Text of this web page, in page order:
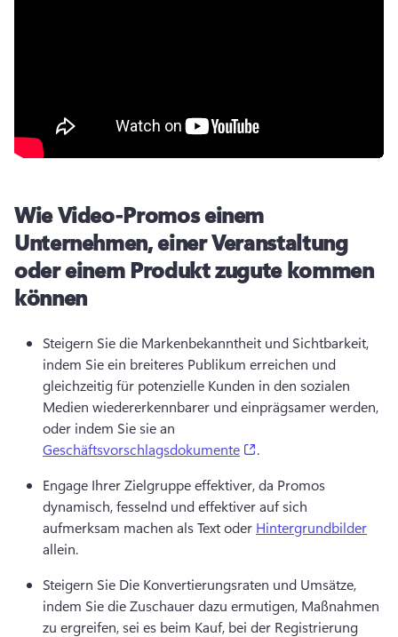
Wie Video-Promos einem
Unternehmen, einer Veranstaltung
oder einem Produkt zugute kommen
können
Steigern Sie die Markenbekanntheit und Sichtbarkeit,
indem Sie ein breiteres Publikum erreichen und
gleichzeitig für potenzielle Kunden in den sozialen
Medien wiedererkennbarer und einprägsamer werden,
oder indem Sie sie an
Geschäftsvorschlagsdokumente
.
Engage Ihrer Zielgruppe effektiver, da Promos
dynamisch, fesselnd und effektiver auf sich
aufmerksam machen als Text oder Hintergrundbilder
allein.
Steigern Sie Die Konvertierungsraten und Umsätze,
indem Sie die Zuschauer dazu ermutigen, Maßnahmen
zu ergreifen, sei es beim Kauf, bei der Registrierung